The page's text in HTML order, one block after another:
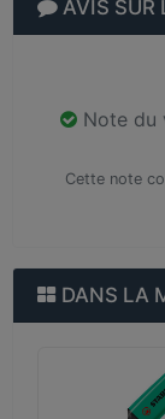
AVIS SUR
Note du
Cette note
DANS LA